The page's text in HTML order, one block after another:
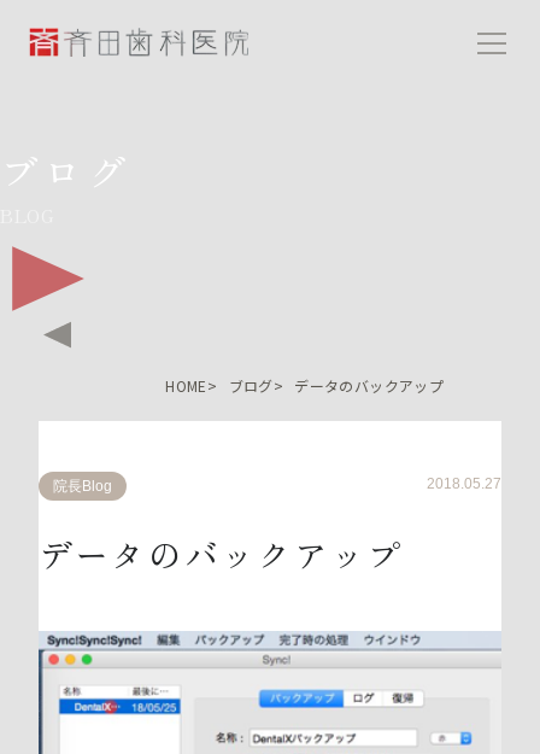
斉田歯科医院
ブログ
HOME ブログ データのバックアップ
院長Blog 2018.05.27
データのバックアップ